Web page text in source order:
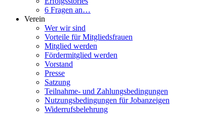
6 Fragen an…
Verein
Wer wir sind
Vorteile für Mitgliedsfrauen
Mitglied werden
Fördermitglied werden
Vorstand
Presse
Satzung
Teilnahme- und Zahlungsbedingungen
Nutzungsbedingungen für Jobanzeigen
Widerrufsbelehrung